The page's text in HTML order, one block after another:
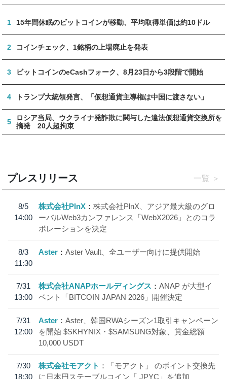
1 15年間休眠のビットコインが移動、平均取得単価は約10ドル
2 コインチェック、1銘柄の上場廃止を発表
3 ビットコインのeCashフォーク、8月23日から3段階で開始
4 トランプ大統領発言、「仮想通貨主導権は中国に渡さない」
5
ロシア当局、ウクライナ発詐欺に関与した違法仮想通貨交換所を
摘発 20人超拘束
プレスリリース 一覧
8/5
14:00
株式会社PlnX
株式会社PlnX、アジア最大級のグロ
ーバルWeb3カンファレンス「WebX2026」とのコラ
ボレーションを決定
8/3
11:30
Aster Aster Vault、全ユーザー向けに提供開始
7/31
13:00
株式会社ANAPホールディングス
ANAP が大型イ
ベント「BITCOIN JAPAN 2026」開催決定
7/31
12:00
Aster
Aster、韓国RWAシーズン1取引キャンペーン
を開始 $SKHYNIX・$SAMSUNG対象、賞金総額
10,000 USDT
7/30
18:30
株式会社モアクト
「モアクト」 のポイント交換先
に日本円ステーブルコイン「 JPYC」を追加